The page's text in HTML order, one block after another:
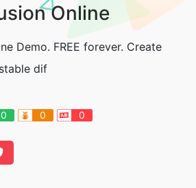
Online
Demo. FREE forever. Create
dif
0 0 0